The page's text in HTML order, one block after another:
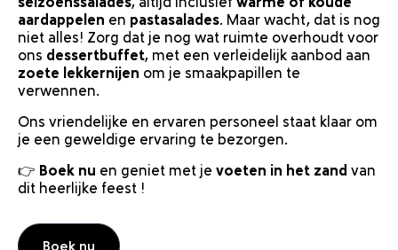
aardappelen en pastasalades. Maar wacht, dat is nog
niet alles! Zorg dat je nog wat ruimte overhoudt voor
ons dessertbuffet, met een verleidelijk aanbod aan
zoete lekkernijen om je smaakpapillen te
verwennen.
Ons vriendelijke en ervaren personeel staat klaar om
je een geweldige ervaring te bezorgen.
👉 Boek nu en geniet met je voeten in het zand van
dit heerlijke feest !
Boek nu